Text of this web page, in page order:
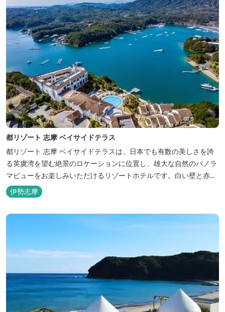
都リゾート 志摩 ベイサイドテラス
都リゾート 志摩 ベイサイドテラスは、日本でも有数の美しさを誇
る英虞湾を望む絶景のロケーションに位置し、雄大な自然のパノラ
マビューをお楽しみいただけるリゾートホテルです。白い壁と赤瓦
の屋根が連なる外観が印象的で、開放的なスパニッシュスタイルを
取り入れた建築美は陽気で自由な寛ぎを感じさせ、まるで異国に足
を踏み入れたと錯覚するほど、どこを歩いても絵になるホテルで
伊勢志摩